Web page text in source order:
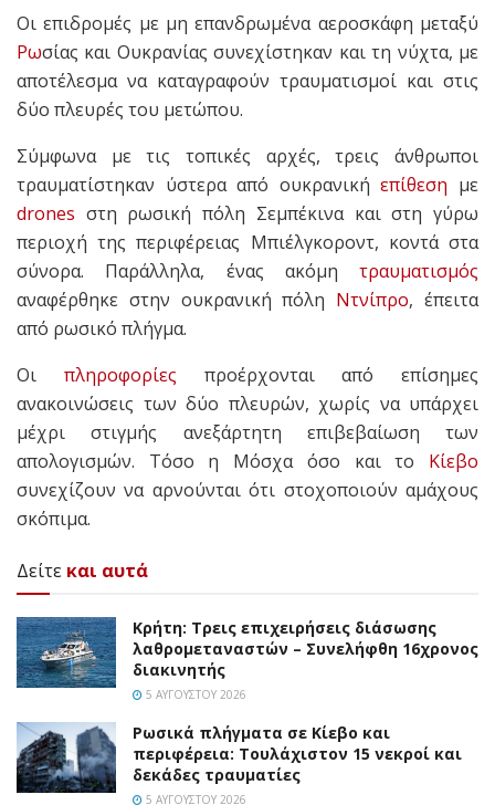
Οι επιδρομές με μη επανδρωμένα αεροσκάφη μεταξύ
Ρωσίας και Ουκρανίας συνεχίστηκαν και τη νύχτα, με
αποτέλεσμα να καταγραφούν τραυματισμοί και στις
δύο πλευρές του μετώπου.
Σύμφωνα με τις τοπικές αρχές, τρεις άνθρωποι
τραυματίστηκαν ύστερα από ουκρανικήεπίθεση με
drones στη ρωσική πόλη Σεμπέκινα και στη γύρω
περιοχή της περιφέρειας Μπιέλγκοροντ, κοντά στα
σύνορα. Παράλληλα, ένας ακόμη τραυματισμός
αναφέρθηκε στην ουκρανική πόλη Ντνίπρο, έπειτα
από ρωσικό πλήγμα.
Οι πληροφορίες προέρχονται από επίσημες
ανακοινώσεις των δύο πλευρών, χωρίς να υπάρχει
μέχρι στιγμής ανεξάρτητη επιβεβαίωση των
απολογισμών. Τόσο η Μόσχα όσο και το Κίεβο
συνεχίζουν να αρνούνται ότι στοχοποιούν αμάχους
σκόπιμα.
Δείτε και αυτά
Κρήτη: Τρεις επιχειρήσεις διάσωσης
λαθρομεταναστών – Συνελήφθη 16χρονος
διακινητής
5 ΑΥΓΟΎΣΤΟΥ 2026
Ρωσικά πλήγματα σε Κίεβο και
περιφέρεια: Τουλάχιστον 15 νεκροί και
δεκάδες τραυματίες
5 ΑΥΓΟΎΣΤΟΥ 2026